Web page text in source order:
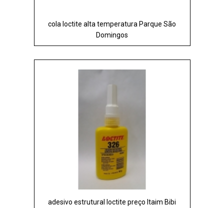
cola loctite alta temperatura Parque São
Domingos
adesivo estrutural loctite preço Itaim Bibi